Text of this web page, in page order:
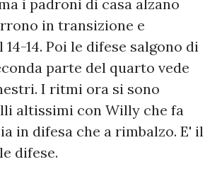
i padroni di casa alzano
in transizione e
14. Poi le difese salgono di
parte del quarto vede
I ritmi ora si sono
altissimi con Willy che fa
in difesa che a rimbalzo. E' il
difese.